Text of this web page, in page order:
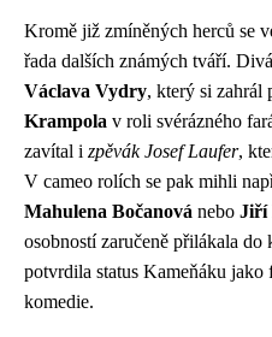
Kromě již zmíněných herců se
řada dalších známých tváří.
Václava Vydry, který si zahrál
Krampola v roli svérázného
zavítal i zpěvák Josef Laufer,
V cameo rolích se pak mihli
Mahulena Bočanová nebo Jiří
osobností zaručeně přilákala do
potvrdila status Kameňáku jako
komedie.